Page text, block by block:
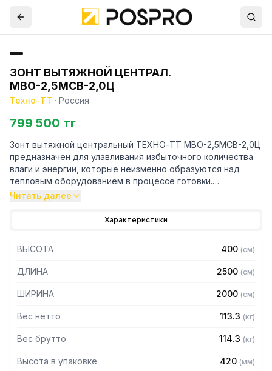
ЗОНТ ВЫТЯЖНОЙ ЦЕНТРАЛ.
МВО-2,5МСВ-2,0Ц
Техно-ТТ · Россия
799 500 тг
Зонт вытяжной центральный ТЕХНО-ТТ МВО-2,5МСВ-2,0Ц
предназначен для улавливания избыточного количества
влаги и энергии, которые неизменно образуются над
тепловым оборудованием в процессе готовки.
капли жира, которые в противном случае оседали бы на
защищает сотрудников горячего цеха.
Особенности:
— Бескаркасный
0,8мм
— Поставляется в собранном виде
Читать далее
Характеристики
ВЫСОТА 400 (см)
ДЛИНА 2500 (см)
ШИРИНА 2000 (см)
Вес нетто 113.3 (кг)
Вес брутто 114.3 (кг)
Высота в упаковке 420 (мм)